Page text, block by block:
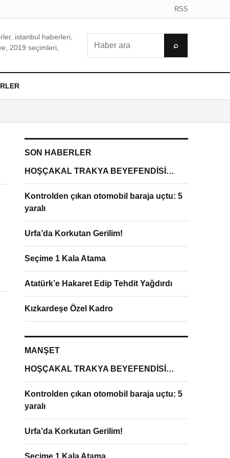
RSS
istanbul haberleri,
2019 seçimleri,
⌕
SON HABERLER
HOŞÇAKAL TRAKYA BEYEFENDİSİ…
Kontrolden çıkan otomobil baraja uçtu: 5
yaralı
Urfa’da Korkutan Gerilim!
Seçime 1 Kala Atama
Atatürk’e Hakaret Edip Tehdit Yağdırdı
Kızkardeşe Özel Kadro
MANŞET
HOŞÇAKAL TRAKYA BEYEFENDİSİ…
Kontrolden çıkan otomobil baraja uçtu: 5
yaralı
Urfa’da Korkutan Gerilim!
Seçime 1 Kala Atama